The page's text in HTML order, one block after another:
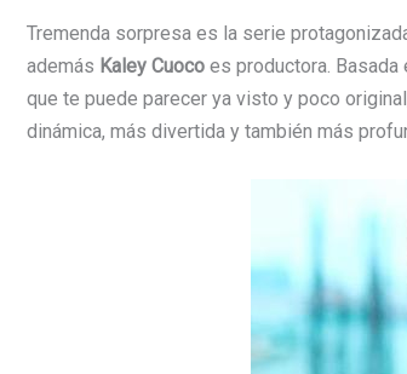
Tremenda sorpresa es la serie
además Kaley Cuoco es productora. Basada
que te puede parecer ya visto y poco
dinámica, más divertida y también más